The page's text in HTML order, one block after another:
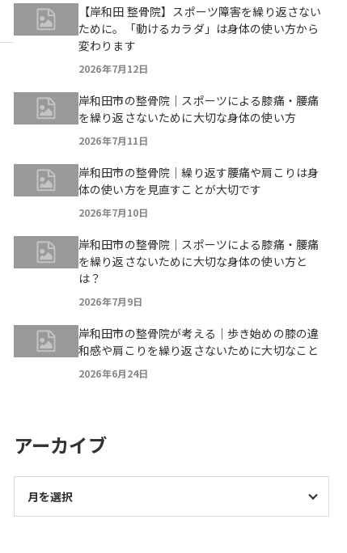
【岸和田 整骨院】スポーツ障害を繰り返さない
ために。「動けるカラダ」は身体の使い方から
変わります
2026年7月12日
岸和田市の整骨院｜スポーツによる膝痛・腰痛
を繰り返さないために大切な身体の使い方
2026年7月11日
岸和田市の整骨院｜繰り返す腰痛や肩こりは身
体の使い方を見直すことが大切です
2026年7月10日
岸和田市の整骨院｜スポーツによる膝痛・腰痛
を繰り返さないために大切な身体の使い方と
は？
2026年7月9日
岸和田市の整骨院が考える｜歩き始めの膝の違
和感や肩こりを繰り返さないために大切なこと
2026年6月24日
アーカイブ